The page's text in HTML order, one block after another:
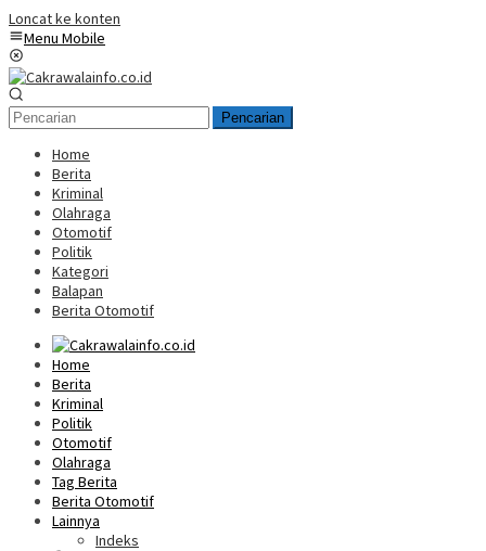
Loncat ke konten
Menu Mobile
Pencarian
Home
Berita
Kriminal
Olahraga
Otomotif
Politik
Kategori
Balapan
Berita Otomotif
Home
Berita
Kriminal
Politik
Otomotif
Olahraga
Tag Berita
Berita Otomotif
Lainnya
Indeks